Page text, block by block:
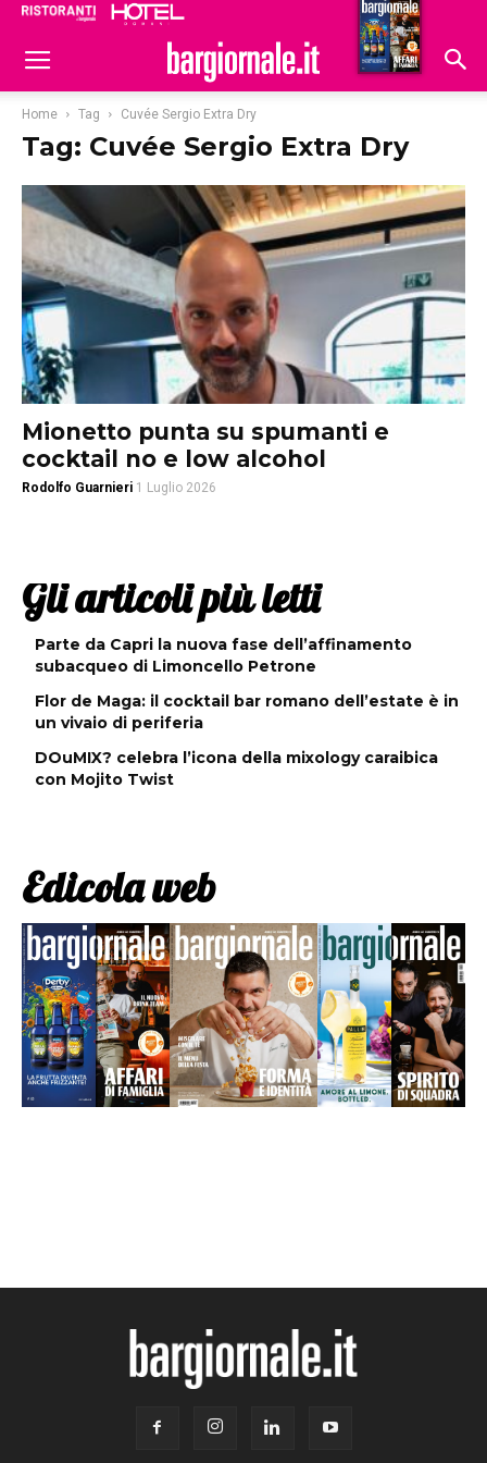
Hoteldomani
Home Tag Cuvée Sergio Extra Dry
Tag: Cuvée Sergio Extra Dry
Mionetto punta su spumanti e
cocktail no e low alcohol
Rodolfo Guarnieri 1 Luglio 2026
Gli articoli più letti
Parte da Capri la nuova fase dell’affinamento
subacqueo di Limoncello Petrone
Flor de Maga: il cocktail bar romano dell’estate è in
un vivaio di periferia
DOuMIX? celebra l’icona della mixology caraibica
con Mojito Twist
Edicola web